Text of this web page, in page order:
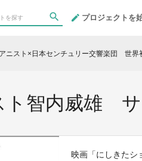
プロジェクトを
ニスト×日本センチュリー交響楽団 世界
ト智内威雄 サ
映画「にしきたシ